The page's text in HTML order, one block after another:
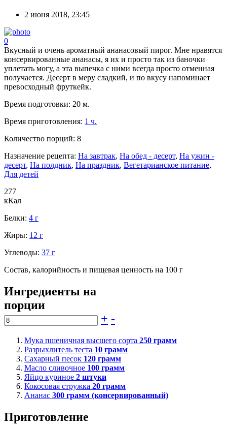
2 июня 2018, 23:45
0
Вкусный и очень ароматный ананасовый пирог. Мне нравятся
консервированные ананасы, я их и просто так из баночки
уплетать могу, а эта выпечка с ними всегда просто отменная
получается. Десерт в меру сладкий, и по вкусу напоминает
превосходный фруткейк.
Время подготовки: 20 м.
Время приготовления: 1 ч.
Количество порций: 8
Назначение рецепта: На завтрак, На обед - десерт, На ужин -
десерт, На полдник, На праздник, Вегетарианское питание,
Для детей
277
кКал
Белки: 4 г
Жиры: 12 г
Углеводы: 37 г
Состав, калорийность и пищевая ценность на 100 г
Ингредиенты на
порции
+ -
Мука пшеничная высшего сорта 250 грамм
Разрыхлитель теста 10 грамм
Сахарный песок 120 грамм
Масло сливочное 100 грамм
Яйцо куриное 2 штуки
Кокосовая стружка 20 грамм
Ананас 300 грамм (консервированный)
Приготовление